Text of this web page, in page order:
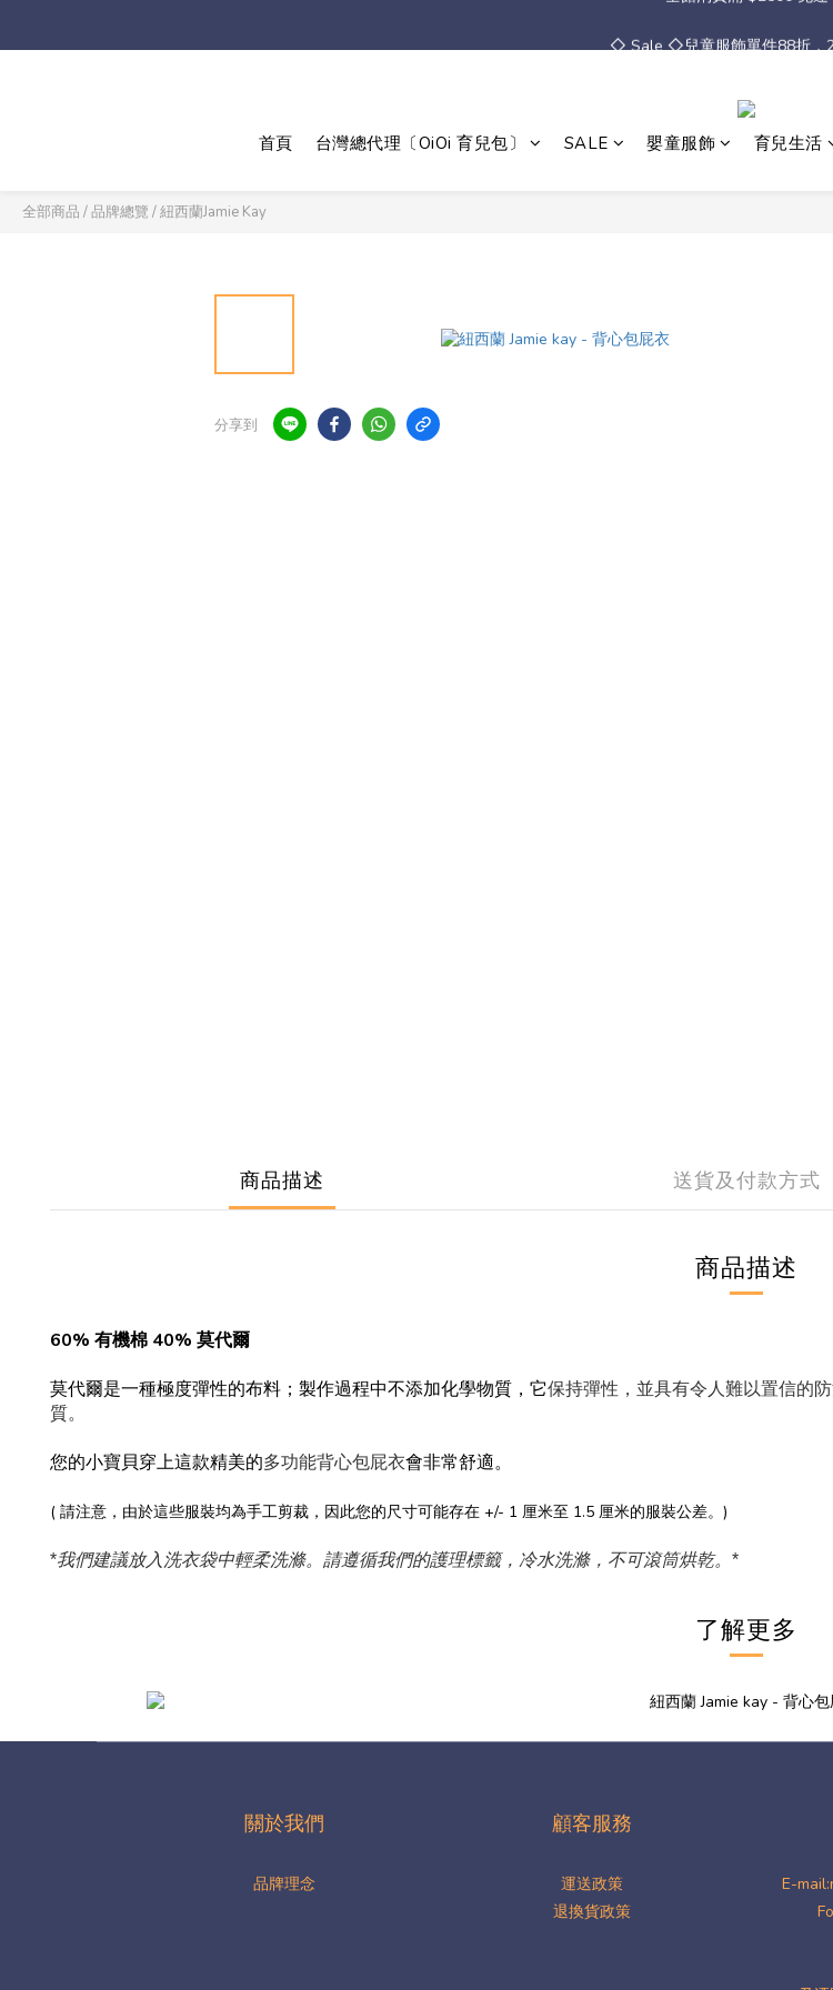
◇ Sale ◇兒童服飾單件88折，2
首頁 台灣總代理〔OiOi 育兒包〕 SALE 嬰童服飾 育兒生活
全部商品 /品牌總覽 /紐西蘭Jamie Kay
分享到
商品描述 送貨及付款方式
商品描述
60% 有機棉 40% 莫代爾
莫代爾是一種極度彈性的布料 ； 製作過程中不添加化學物質，它保持彈性，並具有令人難以置信的
質。
您的小寶貝穿上這款精美的多功能背心包屁衣會非常舒適。
( 請注意，由於這些服裝均為手工剪裁，因此您的尺寸可能存在 +/- 1 厘米至 1.5 厘米的服裝公差。)
*我們建議放入洗衣袋中輕柔洗滌。請遵循我們的護理標籤，冷水洗滌，不可滾筒烘乾。 *
了解更多
關於我們
品牌理念
顧客服務
運送政策
退換貨政策
E-